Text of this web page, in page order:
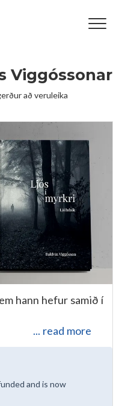
Viggóssonar
að veruleika
hann hefur samið í
... read more
and is now